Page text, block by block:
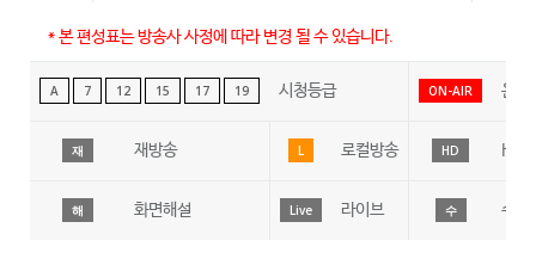
* 본 편성표는 방송사 사정에 따라 변경 될 수 있습니다.
A 7 12 15 17 19 시청등급 ON-AIR 온에
재 재방송 L 로컬방송 HD HD
해 화면해설 Live 라이브 수 수어